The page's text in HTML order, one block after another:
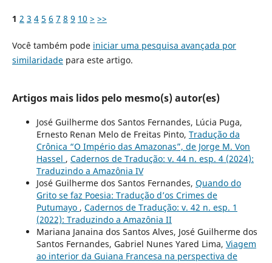
1 2 3 4 5 6 7 8 9 10 > >>
Você também pode iniciar uma pesquisa avançada por
similaridadepara este artigo.
Artigos mais lidos pelo mesmo(s) autor(es)
José Guilherme dos Santos Fernandes, Lúcia Puga,
Ernesto Renan Melo de Freitas Pinto, Tradução da
Crônica “O Império das Amazonas”, de Jorge M. Von
Hassel , Cadernos de Tradução: v. 44 n. esp. 4 (2024):
Traduzindo a Amazônia IV
José Guilherme dos Santos Fernandes, Quando do
Grito se faz Poesia: Tradução d’os Crimes de
Putumayo , Cadernos de Tradução: v. 42 n. esp. 1
(2022): Traduzindo a Amazônia II
Mariana Janaina dos Santos Alves, José Guilherme dos
Santos Fernandes, Gabriel Nunes Yared Lima, Viagem
ao interior da Guiana Francesa na perspectiva de